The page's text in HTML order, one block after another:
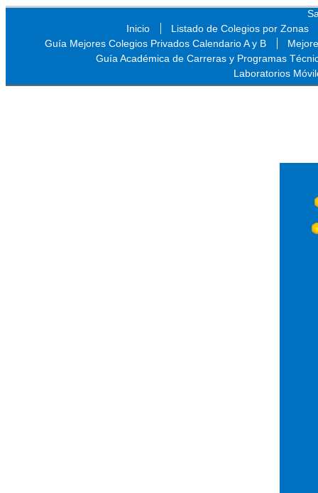
Inicio
Listado de Colegios por Zonas
Guía Mejores Colegios Privados Calendario A y B
Guía Académica de Carreras y Programas
Laboratorios